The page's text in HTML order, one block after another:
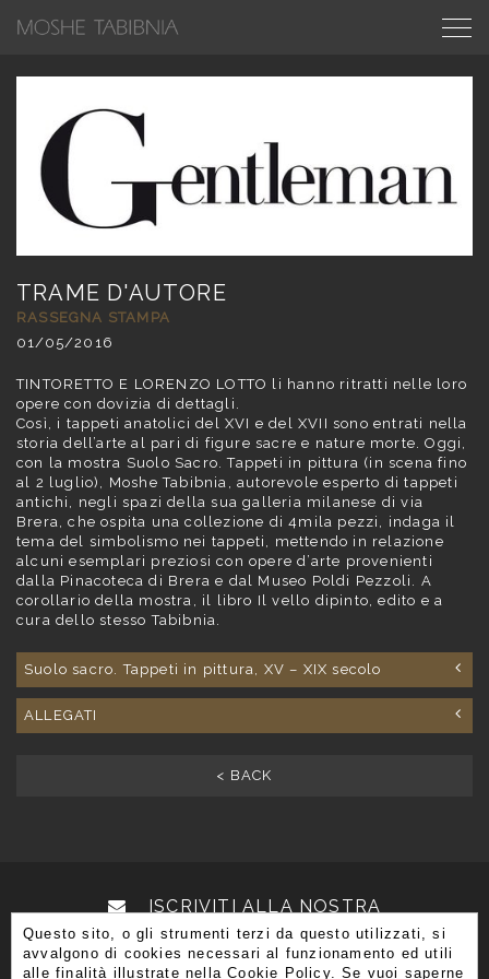
TRAME D'AUTORE
RASSEGNA STAMPA
01/05/2016
TINTORETTO E LORENZO LOTTO li hanno ritratti nelle loro
opere con dovizia di dettagli.
Così, i tappeti anatolici del XVI e del XVII sono entrati nella
storia dell’arte al pari di figure sacre e nature morte. Oggi,
con la mostra Suolo Sacro. Tappeti in pittura (in scena fino
al 2 luglio), Moshe Tabibnia, autorevole esperto di tappeti
antichi, negli spazi della sua galleria milanese di via
Brera, che ospita una collezione di 4mila pezzi, indaga il
tema del simbolismo nei tappeti, mettendo in relazione
alcuni esemplari preziosi con opere d’arte provenienti
dalla Pinacoteca di Brera e dal Museo Poldi Pezzoli. A
corollario della mostra, il libro Il vello dipinto, edito e a
cura dello stesso Tabibnia.
Suolo sacro. Tappeti in pittura, XV – XIX secolo
ALLEGATI
< BACK
ISCRIVITI ALLA NOSTRA
NEWSLETTER
Questo sito, o gli strumenti terzi da questo utilizzati, si
avvalgono di cookies necessari al funzionamento ed utili
alle finalità illustrate nella Cookie Policy. Se vuoi saperne